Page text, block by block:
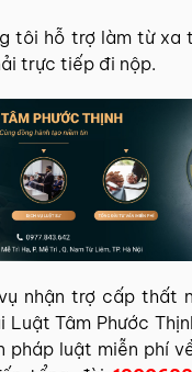
tôi hỗ trợ làm từ xa
trực tiếp đi nộp.
nhận trợ cấp thất
Luật Tâm Phước
pháp luật miễn phí